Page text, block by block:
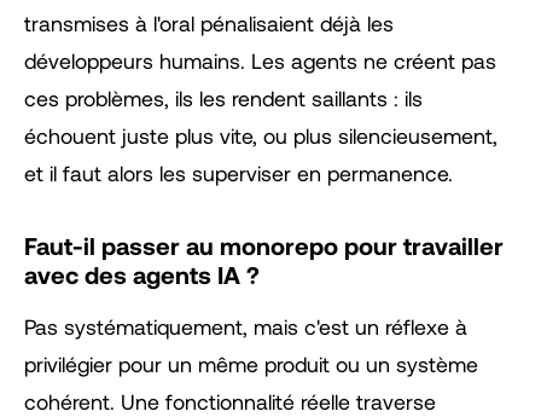
transmises à l'oral pénalisaient déjà les
développeurs humains. Les agents ne créent pas
ces problèmes, ils les rendent saillants : ils
échouent juste plus vite, ou plus silencieusement,
et il faut alors les superviser en permanence.
Faut-il passer au monorepo pour travailler
avec des agents IA ?
Pas systématiquement, mais c'est un réflexe à
privilégier pour un même produit ou un système
cohérent. Une fonctionnalité réelle traverse